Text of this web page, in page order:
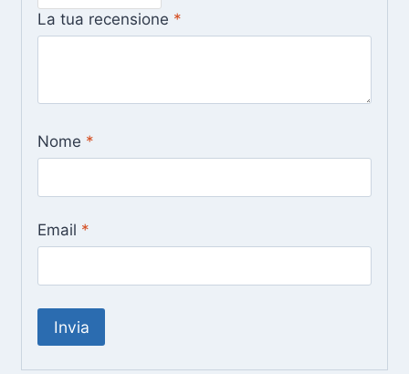
La tua recensione *
Nome *
Email *